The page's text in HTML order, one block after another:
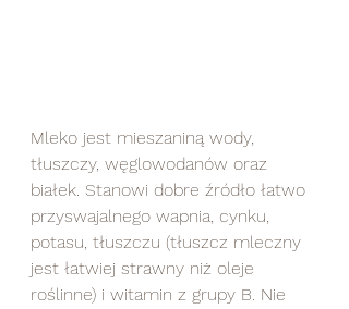
Mleko jest mieszaniną wody,
tłuszczy, węglowodanów oraz
białek. Stanowi dobre źródło łatwo
przyswajalnego wapnia, cynku,
potasu, tłuszczu (tłuszcz mleczny
jest łatwiej strawny niż oleje
roślinne) i witamin z grupy B. Nie